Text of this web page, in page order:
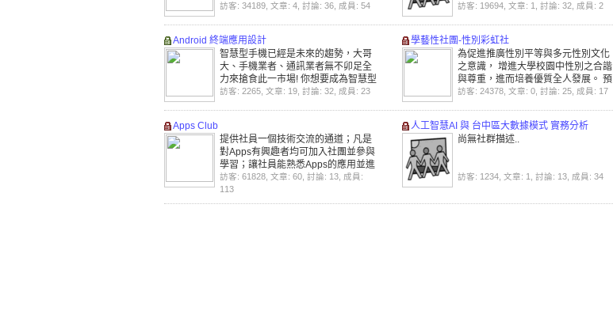
訪客: 34189, 文章: 4, 討論: 36, 成員: 54 訪客: 19694, 文章: 1, 討論: 32, 成員: 2
Android 終端應用設計
智慧型手機已經是未來的趨勢，大哥
大、手機業者、通訊業者無不卯足全
力來搶食此一市場! 你想要成為智慧型
手機的程式設計高手嗎? 歡迎一起努
訪客: 2265, 文章: 19, 討論: 32, 成員: 23
學藝性社團-性別彩虹社
為促進推廣性別平等與多元性別文化
之意識， 增進大學校園中性別之合諧
與尊重，進而培養優質全人發展。 預
計達成目標： １、促進『性別平等』
訪客: 24378, 文章: 0, 討論: 25, 成員: 17
Apps Club
提供社員一個技術交流的通道；凡是
對Apps有興趣者均可加入社團並參與
學習；讓社員能熟悉Apps的應用並進
而開發出具有創新價值的Apps，以培
養未來行動加值得專業資訊人才。
訪客: 61828, 文章: 60, 討論: 13, 成員:
113
人工智慧AI 與 台中區大數據模式 實務分析
尚無社群描述..
訪客: 1234, 文章: 1, 討論: 13, 成員: 34